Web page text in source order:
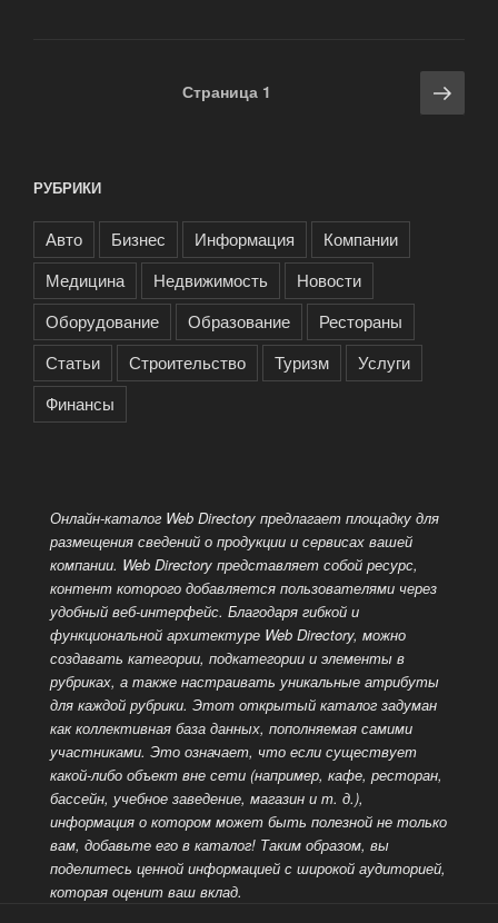
Новгороде»
Страница 1
РУБРИКИ
Авто Бизнес Информация
Компании
Медицина
Недвижимость
Новости
Оборудование
Образование
Рестораны
Статьи
Строительство Туризм
Услуги
Финансы
Онлайн-каталог Web Directory предлагает площадку для
размещения сведений о продукции и сервисах вашей
компании. Web Directory представляет собой ресурс,
контент которого добавляется пользователями через
удобный веб-интерфейс. Благодаря гибкой и
функциональной архитектуре Web Directory, можно
создавать категории, подкатегории и элементы в
рубриках, а также настраивать уникальные атрибуты
для каждой рубрики. Этот открытый каталог задуман
как коллективная база данных, пополняемая самими
участниками. Это означает, что если существует
какой-либо объект вне сети (например, кафе, ресторан,
бассейн, учебное заведение, магазин и т. д.),
информация о котором может быть полезной не только
вам, добавьте его в каталог! Таким образом, вы
поделитесь ценной информацией с широкой аудиторией,
которая оценит ваш вклад.